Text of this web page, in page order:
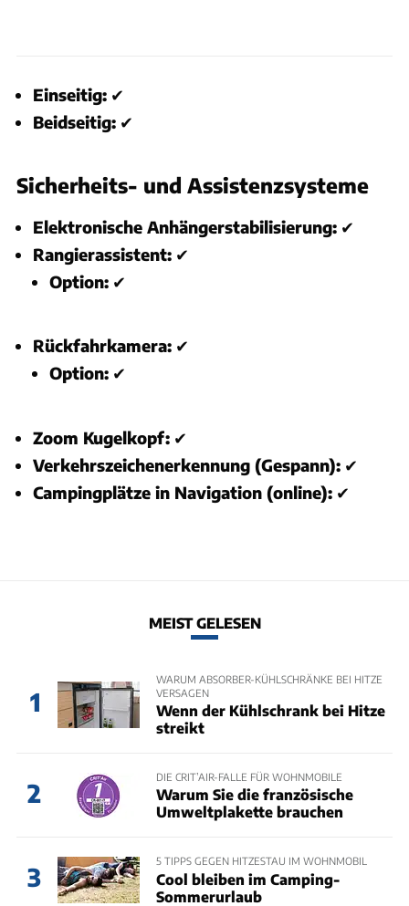
Einseitig: ✔
Beidseitig: ✔
Sicherheits- und Assistenzsysteme
Elektronische Anhängerstabilisierung: ✔
Rangierassistent: ✔
Option: ✔
Rückfahrkamera: ✔
Option: ✔
Zoom Kugelkopf: ✔
Verkehrszeichenerkennung (Gespann): ✔
Campingplätze in Navigation (online): ✔
MEIST GELESEN
1
WARUM ABSORBER-KÜHLSCHRÄNKE BEI HITZE
VERSAGEN
Wenn der Kühlschrank bei Hitze
streikt
2
DIE CRIT’AIR-FALLE FÜR WOHNMOBILE
Warum Sie die französische
Umweltplakette brauchen
3
5 TIPPS GEGEN HITZESTAU IM WOHNMOBIL
Cool bleiben im Camping-
Sommerurlaub